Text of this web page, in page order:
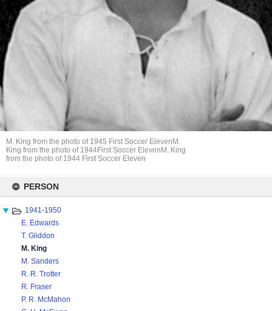
content
PERSON
1941-1950
E. Edwards
T. Gliddon
M. King
M. Sanders
R. R. Trotter
R. Fraser
P. R. McMahon
M. King from the photo of 1945 First Soccer ElevenM.
King from the photo of 1944First Soccer ElevenM. King
from the photo of 1944 First Soccer Eleven